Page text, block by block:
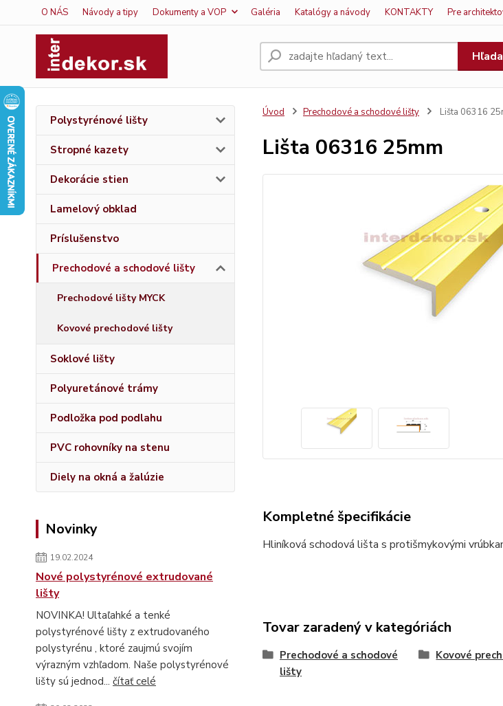
O NÁS Návody a tipy Dokumenty a VOP Galéria Katalógy a návody KONTAKTY Pre
Polystyrénové lišty
Stropné kazety
Dekorácie stien
Lamelový obklad
Príslušenstvo
Prechodové a schodové lišty
Prechodové lišty MYCK
Kovové prechodové lišty
Soklové lišty
Polyuretánové trámy
Podložka pod podlahu
PVC rohovníky na stenu
Diely na okná a žalúzie
Novinky
19.02.2024
Nové polystyrénové extrudované
lišty
NOVINKA! Ultaľahké a tenké
polystyrénové lišty z extrudovaného
polystyrénu , ktoré zaujmú svojím
výrazným vzhľadom. Naše polystyrénové
lišty sú jednod... čítať celé
Úvod Prechodové a schodové lišty Lišta 06316
Lišta 06316 25mm
Kompletné špecifikácie
Hliníková schodová lišta s protišmykovými
Tovar zaradený v kategóriách
Prechodové a schodové
lišty
Kovové